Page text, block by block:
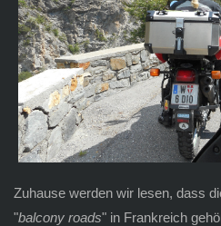
Zuhause werden wir lesen, dass
"balcony roads" in Frankreich